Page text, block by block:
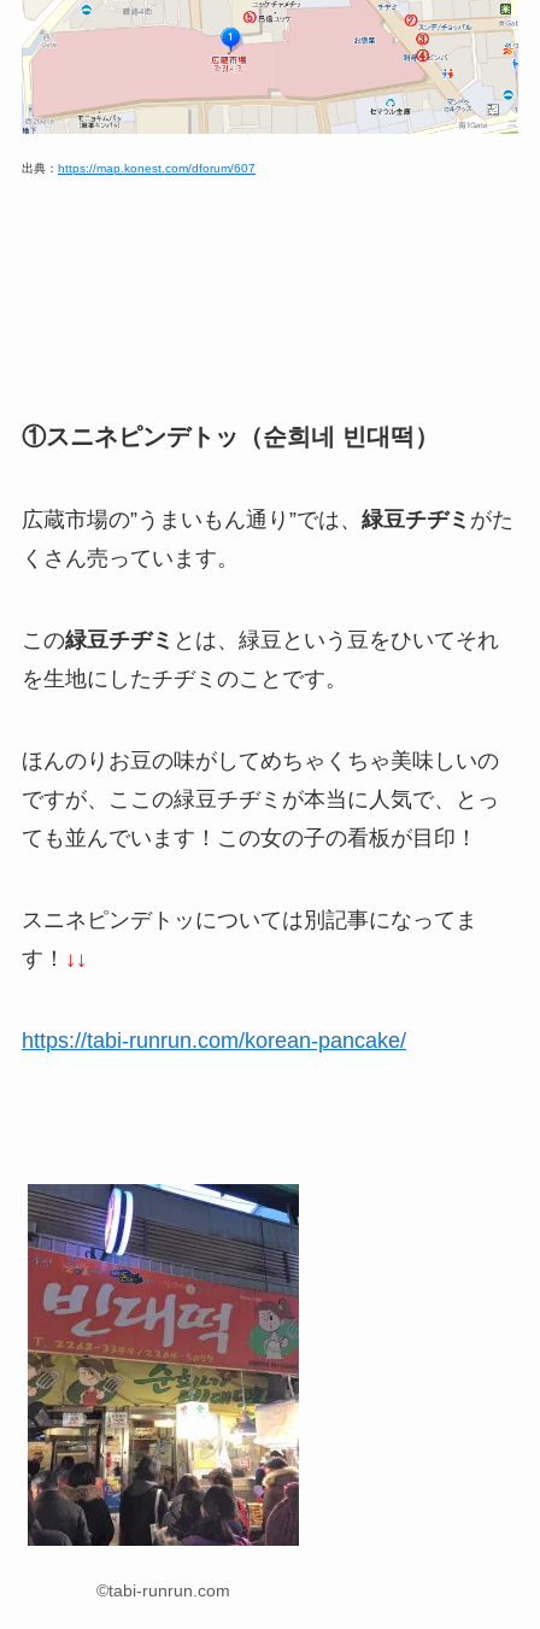
出典： https://map.konest.com/dforum/607
①スニネピンデトッ（순희네 빈대떡）
広蔵市場の”うまいもん通り”では、 緑豆チヂミ がた
くさん売っています。
この緑豆チヂミ とは、緑豆という豆をひいてそれ
を生地にしたチヂミのことです。
ほんのりお豆の味がしてめちゃくちゃ美味しいの
ですが、ここの緑豆チヂミが本当に人気で、とっ
ても並んでいます！この女の子の看板が目印！
スニネピンデトッについては別記事になってま
す！ ↓↓
https://tabi-runrun.com/korean-pancake/
©tabi-runrun.com